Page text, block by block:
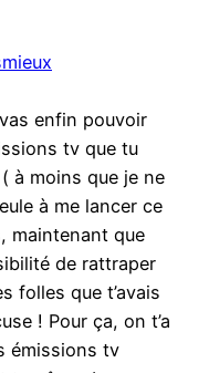
enfin pouvoir
tv que tu
à moins que je ne
à me lancer ce
maintenant que
de rattraper
folles que t’avais
! Pour ça, on t’a
émissions tv